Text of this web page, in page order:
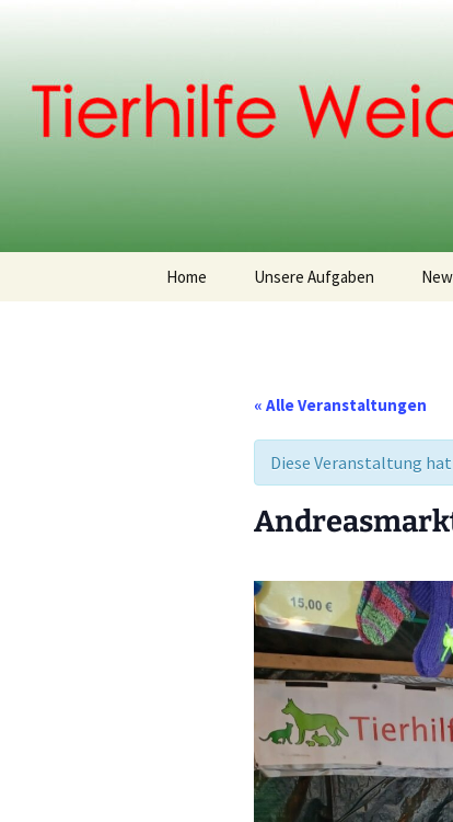
Tierhilfe
Home Unsere Aufgaben
« Alle Veranstaltungen
Diese Veranstaltung